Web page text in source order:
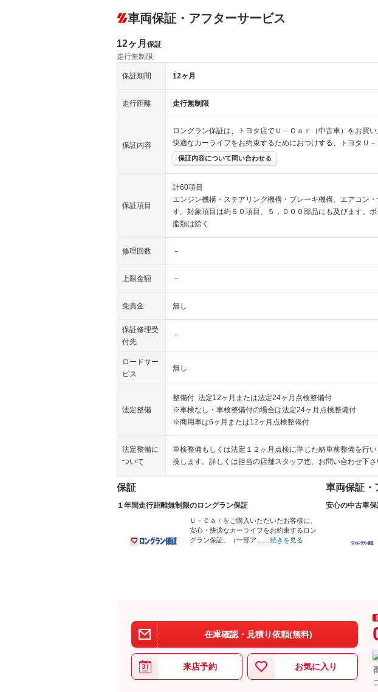
車両保証・アフターサービス
12ヶ月 保証
走行無制限
保証期間 12ヶ月
走行距離 走行無制限
保証内容
ロングラン保証は、トヨタ店でＵ－Ｃａｒ（中古車）をお買
快適なカーライフをお約束するためにおつけする、トヨタＵ－
保証内容について問い合わせる
保証項目
計60項目
エンジン機構・ステアリング機構・ブレーキ機構、エアコン
す。対象項目は約６０項目、５，０００部品にも及びます。
脂類は除く
修理回数 －
上限金額 －
免責金 無し
保証修理受
付先
－
ロードサー
ビス
無し
法定整備
整備付 法定12ヶ月または法定24ヶ月点検整備付
※車検なし・車検整備付の場合は法定24ヶ月点検整備付
※商用車は6ヶ月または12ヶ月点検整備付
法定整備に
ついて
車検整備もしくは法定１２ヶ月点検に準じた納車前整備を行
換します。詳しくは担当の店舗スタッフ迄、お問い合わせ下
保証
１年間走行距離無制限のロングラン保証
Ｕ－Ｃａｒをご購入いただいたお客様に、
安心・快適なカーライフをお約束するロン
グラン保証。（一部ア…
…続きを見る
車両保証・
安心の中古車
在庫確認・見積り依頼(無料)
来店予約 お気に入り